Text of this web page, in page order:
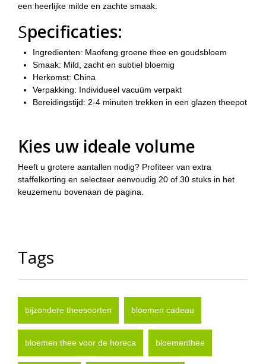
een heerlijke milde en zachte smaak.
Specificaties:
Ingredienten: Maofeng groene thee en goudsbloem
Smaak: Mild, zacht en subtiel bloemig
Herkomst: China
Verpakking: Individueel vacuüm verpakt
Bereidingstijd: 2-4 minuten trekken in een glazen theepot
Kies uw ideale volume
Heeft u grotere aantallen nodig? Profiteer van extra
staffelkorting en selecteer eenvoudig 20 of 30 stuks in het
keuzemenu bovenaan de pagina.
Tags
bijzondere theesoorten bloemen cadeau
bloemen thee voor de horeca bloementhee